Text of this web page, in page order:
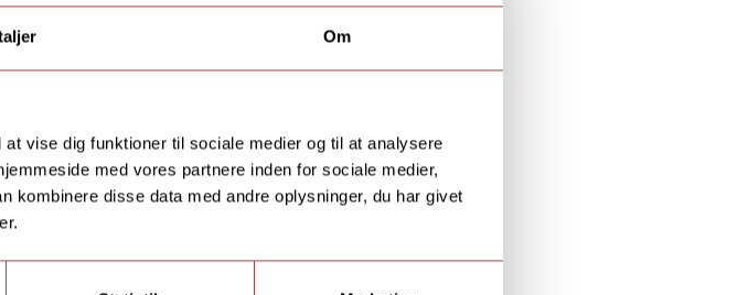
Om
vise dig funktioner til sociale medier og til at analysere
med vores partnere inden for sociale medier,
kombinere disse data med andre oplysninger, du har givet
RKS en
camps i Danmark og kommer på en ekstra
europæiske unge? Så skal du vælge
øget fokus på kulturmøder med andre